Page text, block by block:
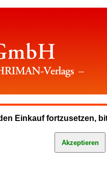
Einkauf fortzusetzen,
Akzeptieren